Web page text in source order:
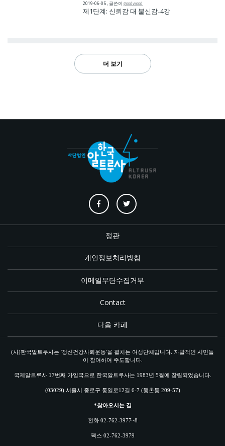
2019-06-05,글쓴이goodwood
제1단계: 신뢰감 대 불신감-4강
더 보기
정관
개인정보처리방침
이메일무단수집거부
Contact
다음 카페
(사)한국알트루사는 '정신건강사회운동'을 펼치는 여성단체입니다. 자발적인 시민들
이 참여하여 주도합니다.
국제알트루사 17번째 가입국으로 한국알트루사는 1983년 5월에 창립되었습니다.
(03029) 서울시 종로구 통일로12길 6-7 (행촌동 209-57)
*찾아오시는 길
전화 02-762-3977~8
팩스 02-762-3979